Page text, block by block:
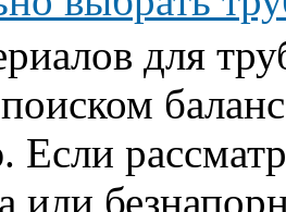
для
Если
или